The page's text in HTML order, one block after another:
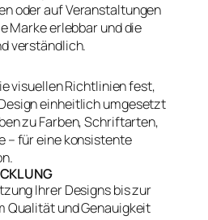
oder auf Veranstaltungen
Marke erlebbar und die
verständlich.
visuellen Richtlinien fest,
einheitlich umgesetzt
zu Farben, Schriftarten,
– für eine konsistente
Ihrer Designs bis zur
Qualität und Genauigkeit